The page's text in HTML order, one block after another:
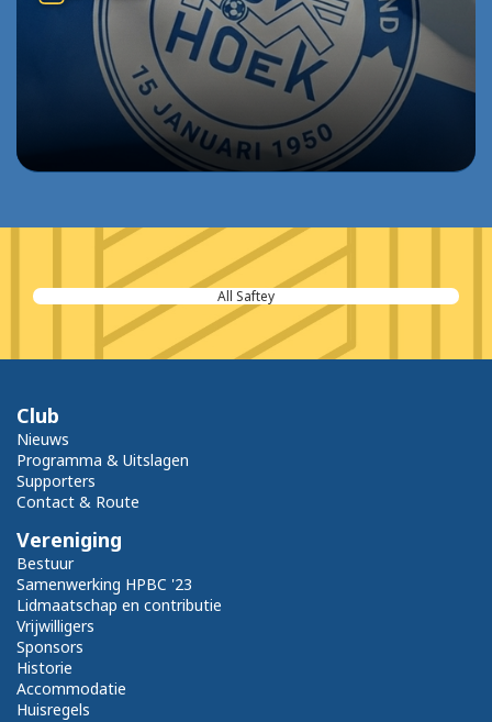
All Saftey
Club
Nieuws
Programma & Uitslagen
Supporters
Contact & Route
Vereniging
Bestuur
Samenwerking HPBC '23
Lidmaatschap en contributie
Vrijwilligers
Sponsors
Historie
Accommodatie
Huisregels